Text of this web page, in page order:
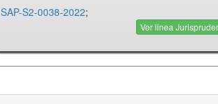
SAP-S2-0038-2022;
Ver linea